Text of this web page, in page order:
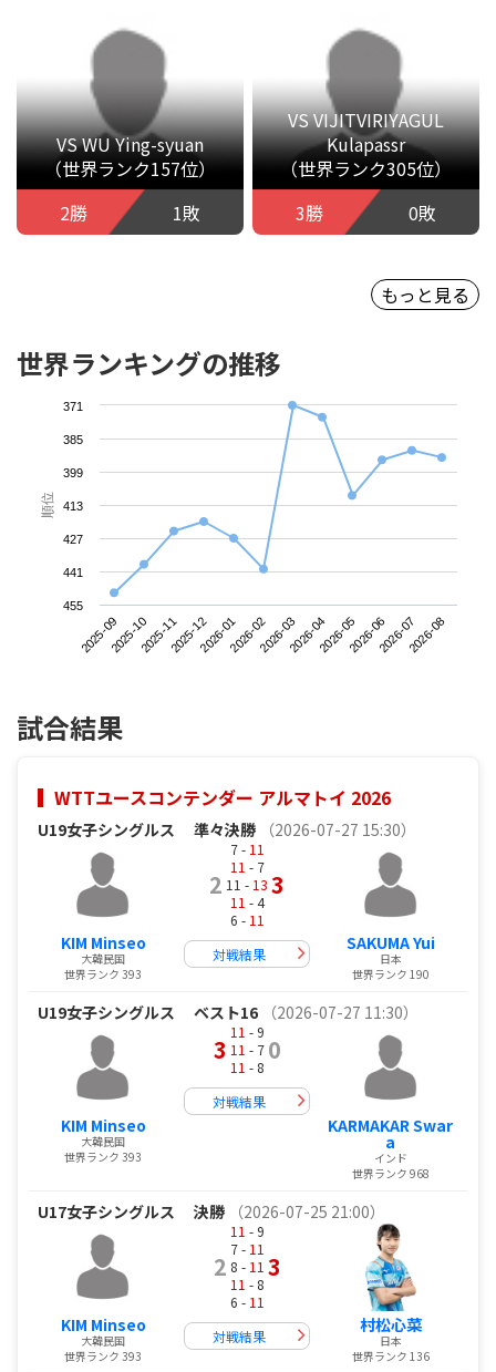
VS WU Ying-syuan
（世界ランク157位）
2勝
1敗
VS VIJITVIRIYAGUL
Kulapassr
（世界ランク305位）
3勝
0敗
もっと見る
世界ランキングの推移
順位
2025-092025-102025-112025-122026-012026-022026-032026-042026-052026-062026-072026-08
371
385
399
413
427
441
455
試合結果
WTTユースコンテンダー アルマトイ 2026
U19女子シングルス 準々決勝 （2026-07-27 15:30）
KIM Minseo
大韓民国
世界ランク 393
2
7 - 11
11 - 7
11 - 13
11 - 4
6 - 11
3
対戦結果
SAKUMA Yui
日本
世界ランク 190
U19女子シングルス ベスト16 （2026-07-27 11:30）
KIM Minseo
大韓民国
世界ランク 393
3
11 - 9
11 - 7
11 - 8
0
対戦結果
KARMAKAR Swar
a
インド
世界ランク 968
U17女子シングルス 決勝 （2026-07-25 21:00）
KIM Minseo
大韓民国
世界ランク 393
2
11 - 9
7 - 11
8 - 11
11 - 8
6 - 11
3
対戦結果
村松心菜
日本
世界ランク 136